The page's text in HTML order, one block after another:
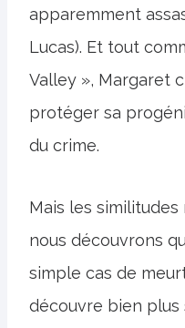
apparemment
Lucas). Et tout
Valley », Margaret
protéger sa
du crime.
Mais les
nous découvrons
simple cas de
découvre bien plus